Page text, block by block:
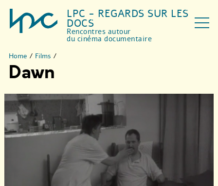
LPC - REGARDS SUR LES
DOCS
Rencontres autour
du cinéma documentaire
Home / Films /
Dawn